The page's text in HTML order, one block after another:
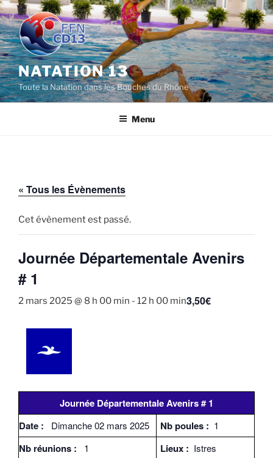
Aller
au
contenu
principal
NATATION 13
Toute la Natation dans les Bouches du Rhône
Menu
« Tous les Évènements
Cet évènement est passé.
Journée Départementale Avenirs
# 1
2 mars 2025 @ 8 h 00 min - 12 h 00 min3,50€
Journée Départementale Avenirs # 1
Date : Dimanche 02 mars 2025 Nb poules : 1
Nb réunions : 1 Lieux : Istres